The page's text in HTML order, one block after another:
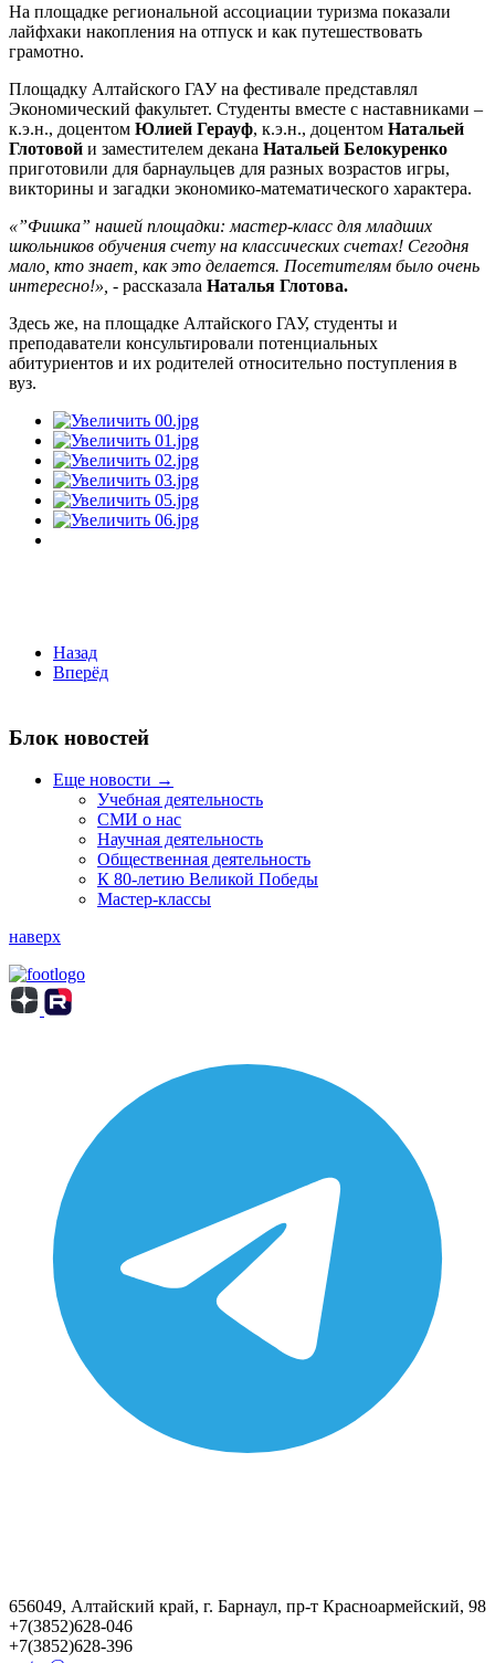
На площадке региональной ассоциации туризма показали
лайфхаки накопления на отпуск и как путешествовать
грамотно.
Площадку Алтайского ГАУ на фестивале представлял
Экономический факультет. Студенты вместе с наставниками –
к.э.н., доцентом Юлией Герауф, к.э.н., доцентом Натальей
Глотовой и заместителем декана Натальей Белокуренко
приготовили для барнаульцев для разных возрастов игры,
викторины и загадки экономико-математического характера.
«”Фишка” нашей площадки: мастер-класс для младших
школьников обучения счету на классических счетах! Сегодня
мало, кто знает, как это делается. Посетителям было очень
интересно!», - рассказала Наталья Глотова.
Здесь же, на площадке Алтайского ГАУ, студенты и
преподаватели консультировали потенциальных
абитуриентов и их родителей относительно поступления в
вуз.
Назад
Вперёд
Блок новостей
Еще новости →
Учебная деятельность
СМИ о нас
Научная деятельность
Общественная деятельность
К 80-летию Великой Победы
Мастер-классы
наверх
656049, Алтайский край, г. Барнаул, пр-т Красноармейский, 98
+7(3852)628-046
+7(3852)628-396